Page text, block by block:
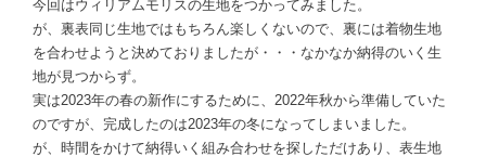
今回はウィリアムモリスの生地をつかってみました。
が、裏表同じ生地ではもちろん楽しくないので、裏には着物生地
を合わせようと決めておりましたが・・・なかなか納得のいく生
地が見つからず。
実は2023年の春の新作にするために、2022年秋から準備していた
のですが、完成したのは2023年の冬になってしまいました。
が、時間をかけて納得いく組み合わせを探しただけあり、表生地